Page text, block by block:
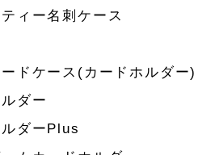
ィー名刺ケース
ドケース(カードホルダー)
ダー
ダーPlus